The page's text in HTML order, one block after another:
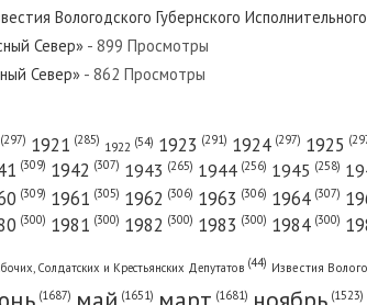
Север»
Вологодского Губернского
Север» - 899 Просмотры
Север» - 862 Просмотры
(297) 1921 (285) 1922 (54) 1923 (291) 1924 (297) 1925
(309) 1942 (307) 1943 (265) 1944 (256) 1945 (258)
(309) 1961 (305) 1962 (306) 1963 (306) 1964 (307)
(300) 1981 (300) 1982 (300) 1983 (300) 1984 (300)
Солдатских и Крестьянских Депутатов (44) Известия
(1687) (1651) (1681) (1523)